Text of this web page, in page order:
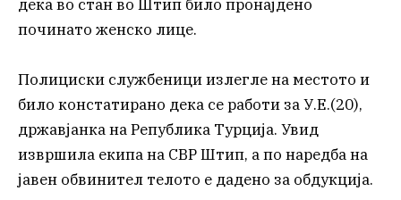
дека во стан во Штип било пронајдено
починато женско лице.
Полициски службеници излегле на местото и
било констатирано дека се работи за У.Е.(20),
државјанка на Република Турција. Увид
извршила екипа на СВР Штип, а по наредба на
јавен обвинител телото е дадено за обдукција.